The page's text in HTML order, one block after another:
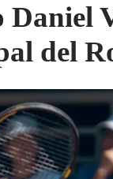
Daniel
del